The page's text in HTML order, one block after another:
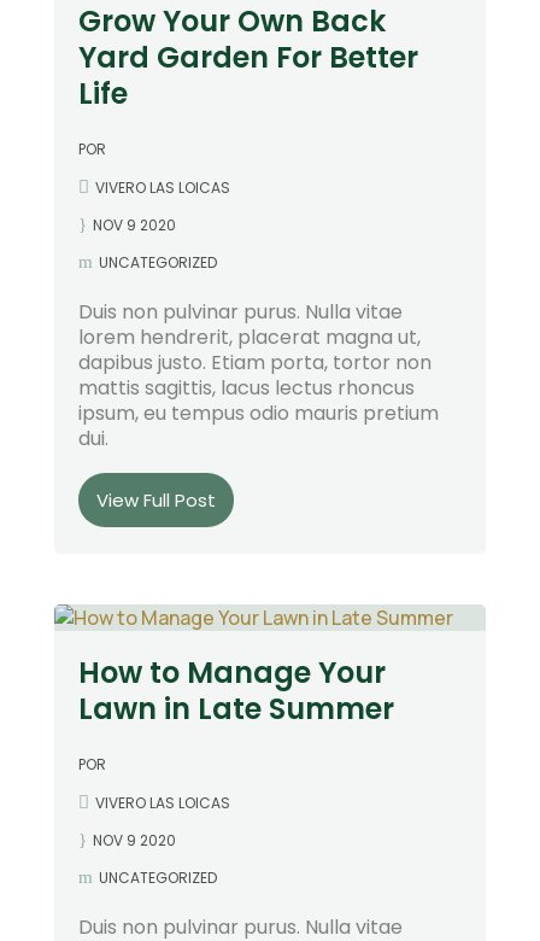
Grow Your Own Back
Yard Garden For Better
Life
POR
VIVERO LAS LOICAS
NOV 9 2020
UNCATEGORIZED
Duis non pulvinar purus. Nulla vitae
lorem hendrerit, placerat magna ut,
dapibus justo. Etiam porta, tortor non
mattis sagittis, lacus lectus rhoncus
ipsum, eu tempus odio mauris pretium
dui.
View Full Post
How to Manage Your
Lawn in Late Summer
POR
VIVERO LAS LOICAS
NOV 9 2020
UNCATEGORIZED
Duis non pulvinar purus. Nulla vitae